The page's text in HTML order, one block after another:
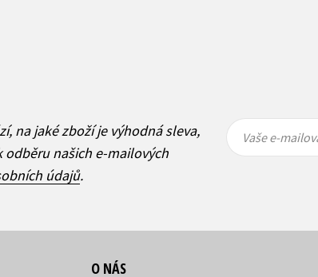
na jaké zboží je výhodná sleva,
odběru našich e-mailových
údajů.
mailová
mailová
Vaše e-
O NÁS